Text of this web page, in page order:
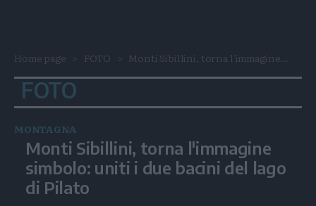
Home page FOTO Monti Sibillini, torna l'immagine...
FOTO
MONTAGNA
Monti Sibillini, torna l'immagine
simbolo: uniti i due bacini del lago
di Pilato